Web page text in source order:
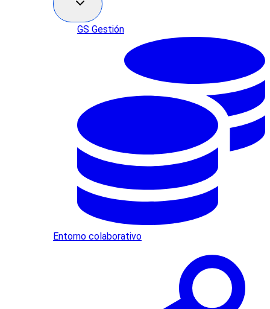
GS Gestión
Entorno colaborativo